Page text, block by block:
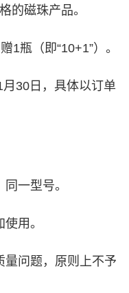
的磁珠产品。
1瓶（即“10+1”）。
30日，具体以订单
一型号。
用。
量问题，原则上不予